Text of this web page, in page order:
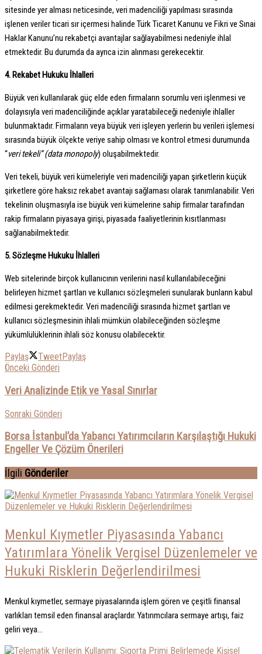
sitesinde yer alması neticesinde, veri madenciliği yapılması sırasında
işlenen veriler ticari sır içermesi halinde Türk Ticaret Kanunu ve Fikri ve Sınai
Haklar Kanunu’nu rekabetçi avantajlar sağlayabilmesi nedeniyle ihlal
etmektedir. Bu durumda da ayrıca izin alınması gerekecektir.
4. Rekabet Hukuku İhlalleri
Büyük veri kullanılarak güç elde eden firmaların sorumlu veri işlenmesi ve
dolayısıyla veri madenciliğinde açıklar yaratabileceği nedeniyle ihlaller
bulunmaktadır. Firmaların veya büyük veri işleyen yerlerin bu verileri işlemesi
sırasında büyük ölçekte veriye sahip olması ve kontrol etmesi durumunda
“veri tekeli” (data monopoly) oluşabilmektedir.
Veri tekeli, büyük veri kümeleriyle veri madenciliği yapan şirketlerin küçük
şirketlere göre haksız rekabet avantajı sağlaması olarak tanımlanabilir. Veri
tekelinin oluşmasıyla ise büyük veri kümelerine sahip firmalar tarafından
rakip firmaların piyasaya girişi, piyasada faaliyetlerinin kısıtlanması
sağlanabilmektedir.
5. Sözleşme Hukuku İhlalleri
Web sitelerinde birçok kullanıcının verilerini nasıl kullanılabileceğini
belirleyen hizmet şartları ve kullanıcı sözleşmeleri sunularak bunların kabul
edilmesi gerekmektedir. Veri madenciliği sırasında hizmet şartları ve
kullanıcı sözleşmesinin ihlali mümkün olabileceğinden sözleşme
yükümlülüklerinin ihlali söz konusu olabilecektir.
Paylaş TweetPaylaş
Önceki Gönderi
Veri Analizinde Etik ve Yasal Sınırlar
Sonraki Gönderi
Borsa İstanbul’da Yabancı Yatırımcıların Karşılaştığı Hukuki
Engeller Ve Çözüm Önerileri
İlgili Gönderiler
Menkul Kıymetler Piyasasında Yabancı
Yatırımlara Yönelik Vergisel Düzenlemeler ve
Hukuki Risklerin Değerlendirilmesi
Menkul kıymetler, sermaye piyasalarında işlem gören ve çeşitli finansal
varlıkları temsil eden finansal araçlardır. Yatırımcılara sermaye artışı, faiz
geliri veya...